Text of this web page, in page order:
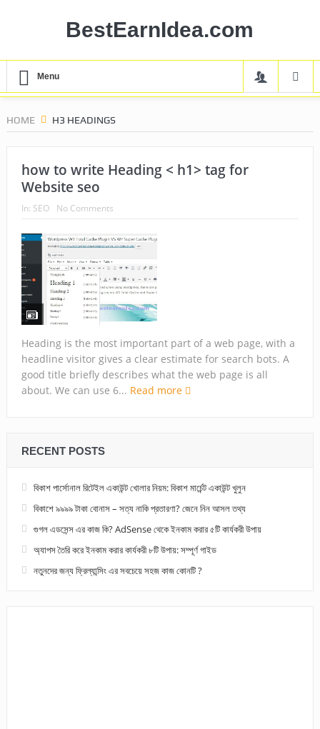
BestEarnIdea.com
Menu
HOME H3 HEADINGS
how to write Heading < h1> tag for
Website seo
In: SEO No Comments
Heading is the most important part of a web page, with a
headline visitor gives a clear estimate for search bots. A
good title briefly describes what the web page is all
about. We can use 6... Read more
RECENT POSTS
বিকাশ পার্সোনাল রিটেইল একাউন্ট খোলার নিয়ম: বিকাশ মার্চেন্ট একাউন্ট খুলুন
বিকাশে ৯৯৯৯ টাকা বোনাস – সত্য নাকি প্রতারণা? জেনে নিন আসল তথ্য
গুগল এডসেন্স এর কাজ কি? AdSense থেকে ইনকাম করার ৫টি কার্যকরী উপায়
অ্যাপস তৈরি করে ইনকাম করার কার্যকরী ৮টি উপায়: সম্পূর্ণ গাইড
নতুনদের জন্য ফ্রিল্যান্সিং এর সবচেয়ে সহজ কাজ কোনটি ?